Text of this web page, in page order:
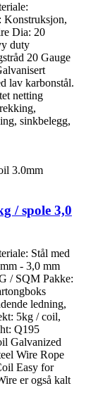
Konstruksjon,
Dia: 20
duty
20 Gauge
lav karbonstål.
netting
sinkbelegg,
/ spole 3,0
Stål med
- 3,0 mm
/ SQM Pakke:
ledning,
5kg / coil,
Q195
Galvanized
Wire Rope
Easy for
er også kalt